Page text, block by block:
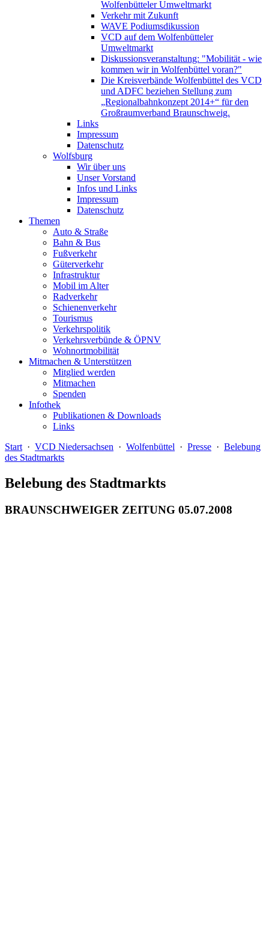
Wolfenbütteler Umweltmarkt
Verkehr mit Zukunft
WAVE Podiumsdikussion
VCD auf dem Wolfenbütteler
Umweltmarkt
Diskussionsveranstaltung: "Mobilität - wie
kommen wir in Wolfenbüttel voran?"
Die Kreisverbände Wolfenbüttel des VCD
und ADFC beziehen Stellung zum
„Regionalbahnkonzept 2014+“ für den
Großraumverband Braunschweig.
Links
Impressum
Datenschutz
Wolfsburg
Wir über uns
Unser Vorstand
Infos und Links
Impressum
Datenschutz
Themen
Auto & Straße
Bahn & Bus
Fußverkehr
Güterverkehr
Infrastruktur
Mobil im Alter
Radverkehr
Schienenverkehr
Tourismus
Verkehrspolitik
Verkehrsverbünde & ÖPNV
Wohnortmobilität
Mitmachen & Unterstützen
Mitglied werden
Mitmachen
Spenden
Infothek
Publikationen & Downloads
Links
Start · VCD Niedersachsen · Wolfenbüttel · Presse · Belebung
des Stadtmarkts
Belebung des Stadtmarkts
BRAUNSCHWEIGER ZEITUNG 05.07.2008